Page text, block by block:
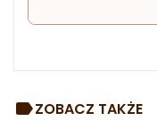
ZOBACZ TAKŻE